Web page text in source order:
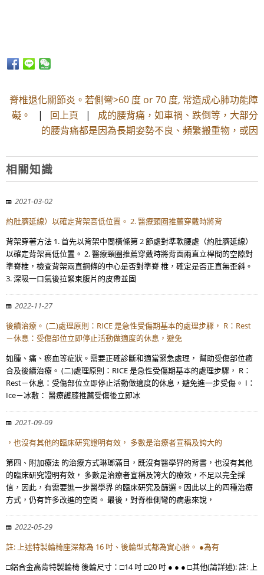
脊椎退化關節炎。若側彎>60 度 or 70 度, 常造成心肺功能障
礙。
| 回上頁 | 成的腰背痛，如車禍、跌倒等，大部分
的腰背痛都是因為長期姿勢不良、頻繁搬重物，或因
相關知識
2021-03-02
約肚臍延線）以確定背架高低位置。 2. 醫療頸圈推薦穿戴時將背
背架穿著方法 1. 首先以背架中間橫條第 2 節處對準軟腰處（約肚臍延線）
以確定背架高低位置。 2. 醫療頸圈推薦穿戴時將背面兩直立桿間的空隙對
準脊椎，檢查背架兩直鋼條的中心是否對準脊 椎，確定是否正直無歪斜。
3. 深吸一口氣後拉緊束腹片的皮帶並固
2022-11-27
後續治療。 (二)處理原則：RICE 是急性受傷期基本的處理步驟， R：Rest
－休息：受傷部位立即停止活動做適度的休息，避免
如腫、痛、瘀血等症狀。需要正確診斷和適當緊急處理， 幫助受傷部位癒
合及後續治療。 (二)處理原則：RICE 是急性受傷期基本的處理步驟， R：
Rest－休息：受傷部位立即停止活動做適度的休息，避免進一步受傷。 I：
Ice－冰敷： 醫療護膝推薦受傷後立即冰
2021-09-09
，也沒有其他的臨床研究證明有效， 多數是治療者宣稱及誇大的
第四、附加療法 的治療方式琳瑯滿目，既沒有醫學界的背書，也沒有其他
的臨床研究證明有效， 多數是治療者宣稱及誇大的療效，不足以完全採
信，因此，有需要進一步醫學界 的臨床研究及篩選。因此以上的四種治療
方式，仍有許多改進的空間。 最後，對脊椎側彎的病患來說，
2022-05-29
註: 上述特製輪椅座深都為 16 吋、後輪型式都為實心胎。 ●為有
□鋁合金高背特製輪椅 後輪尺寸：□14 吋 □20 吋 ● ● ● □其他(請詳述): 註: 上